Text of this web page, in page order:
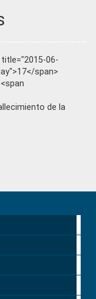
06-
span>
de la